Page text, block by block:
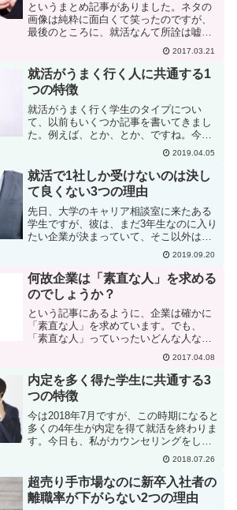
というまとめ記事がありました。ネタの
画像は純粋に面白くて笑ったのですが、
最後のところに、就活なんて所詮は嘘つ
き大会の茶番。というのはどうでしょう
ね？あなたも就活は嘘つき大会だと思い
ますか？人事採用担当を十数年やってき
た私から言わせると、この...
2017.03.21
就活がうまく行く人に共通する1
つの特徴
就活がうまく行く学生のタイプについ
て、以前もいくつか記事を書いてきまし
た。例えば、とか、とか、ですね。今日
もそんな記事なんですが、先日気づいた
ことがあったので書いてみますね。大学
のキャリア相談室で、ある就活中の学生
さんに対応していたときのこ...
2019.04.05
就活で1社しか受けないのは決し
て良くない3つの理由
先日、大学のキャリア相談室に来たある
学生ですが、彼は、まだ3年生なのに入り
たい企業が決まっていて、そこ以外は考
えるつもりがないと言うのです。私はと
りあえず、まだ時間が十分あるから、そ
こだけに決めつけず、視野を広げていろ
いろ見てみようと提案し...
2019.09.20
何故企業は「素直な人」を求める
のでしょうか？
という記事にあるように、企業は確かに
「素直な人」を求めています。でも、
「素直な人」っていったいどんな人なの
でしょうね？何故、企業は「素直な人」
が欲しいのでしょうか？上の記事の中に
は、会社によっても、もしかしたら人事
担当者によっても、「素直さ...
2017.04.08
内定を多く得た学生に共通する3
つの特徴
今は2018年7月ですが、この時期になると
多くの4年生が内定を得て就活を終わりま
す。今日も、私がカウンセリングをして
いる大学での学生の内定先リストを見て
いたのですが、1人で何社からも内定を得
ている人が何人かいて、とても目を引き
ました。もちろ...
2018.07.26
超売り手市場なのに新卒入社者の
離職率が下がらない2つの理由